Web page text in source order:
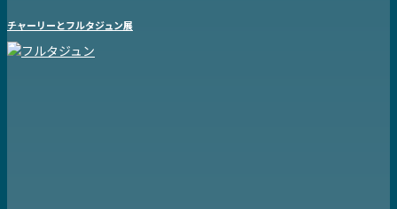
チャーリーとフルタジュン展